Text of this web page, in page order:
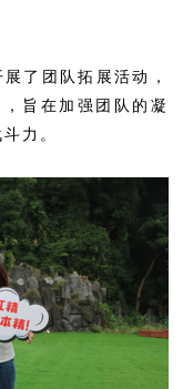
了团队拓展活动，
旨在加强团队的凝
力。